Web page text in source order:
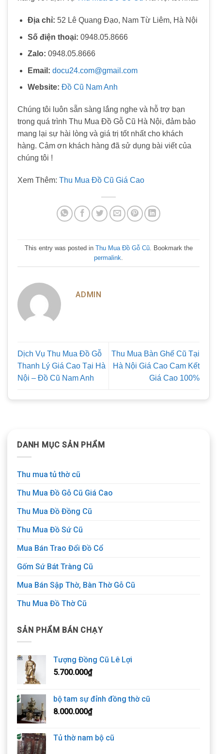
DANH MỤC SẢN PHẨM
Thu mua tủ thờ cũ
Thu Mua Đồ Gỗ Cũ Giá Cao
Thu Mua Đồ Đồng Cũ
Thu Mua Đồ Sứ Cũ
Mua Bán Trao Đổi Đồ Cổ
Gốm Sứ Bát Tràng Cũ
Mua Bán Sập Thờ, Bàn Thờ Gỗ Cũ
Thu Mua Đồ Thờ Cũ
SẢN PHẨM BÁN CHẠY
Tượng Đồng Cũ Lê Lợi
5.700.000₫
bộ tam sự đỉnh đồng thờ cũ
8.000.000₫
Tủ thờ nam bộ cũ
Địa chỉ: 52 Lê Quang Đạo, Nam Từ Liêm, Hà Nội
Số điện thoại: 0948.05.8666
Zalo: 0948.05.8666
Email: docu24.com@gmail.com
Website: Đồ Cũ Nam Anh
Chúng tôi luôn sẵn sàng lắng nghe và hỗ trợ bạn
trong quá trình Thu Mua Đồ Gỗ Cũ Hà Nội, đảm bảo
mang lại sự hài lòng và giá trị tốt nhất cho khách
hàng. Cảm ơn khách hàng đã sử dụng bài viết của
chúng tôi !
Xem Thêm: Thu Mua Đồ Cũ Giá Cao
This entry was posted in Thu Mua Đồ Gỗ Cũ. Bookmark the
permalink
ADMIN
Dịch Vụ Thu Mua Đồ Gỗ
Thanh Lý Giá Cao Tại Hà
Nội – Đồ Cũ Nam Anh
Thu Mua Bàn Ghế Cũ Tại
Hà Nội Giá Cao Cam Kết
Giá Cao 100%